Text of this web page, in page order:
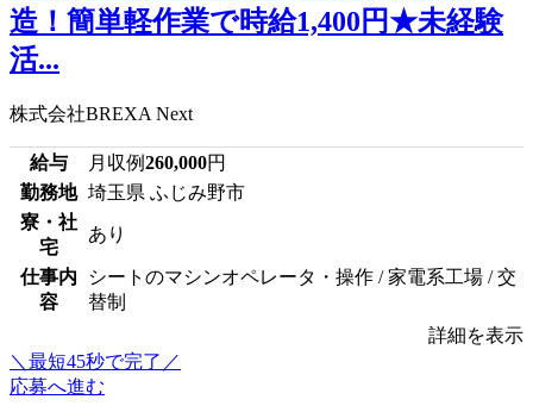
造！簡単軽作業で時給1,400円★未経験
活...
株式会社BREXA Next
給与 月収例260,000円
勤務地 埼玉県 ふじみ野市
寮・社
宅
あり
仕事内
容
シートのマシンオペレータ・操作 / 家電系工場 / 交
替制
詳細を表示
＼最短45秒で完了／
応募へ進む